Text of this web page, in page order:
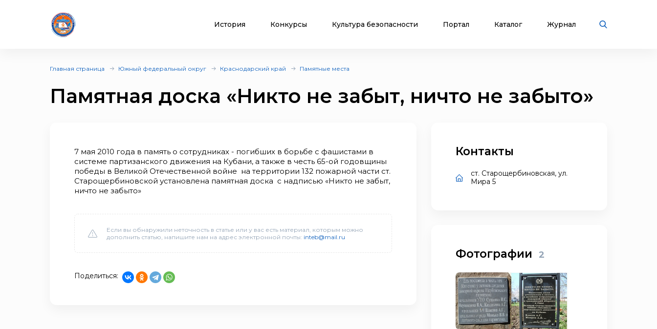
История Конкурсы Культура безопасности Портал Каталог Журнал
Главная страница Южный федеральный округ Краснодарский край Памятные места
Памятная доска «Никто не забыт, ничто не забыто»
7 мая 2010 года в память о сотрудниках - погибших в борьбе с фашистами в
системе партизанского движения на Кубани, а также в честь 65-ой годовщины
победы в Великой Отечественной войне на территории 132 пожарной части ст.
Старощербиновской установлена памятная доска с надписью «Никто не забыт,
ничто не забыто»
Если вы обнаружили неточность в статье или у вас есть материал, которым можно
дополнить статью, напишите нам на адрес электронной почты: inteb@mail.ru
Поделиться:
Контакты
ст. Старощербиновская, ул.
Мира 5
Фотографии 2